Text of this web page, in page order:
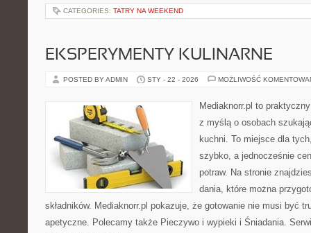
CATEGORIES: TATRY NA WEEKEND
EKSPERYMENTY KULINARNE
POSTED BY ADMIN STY - 22 - 2026 MOŻLIWOŚĆ
Mediaknorr.pl to
z myślą o osobach
kuchni. To miejsce dla
szybko, a jednocześnie
potraw. Na stronie
dania, które można
składników. Mediaknorr.pl pokazuje, że gotowanie nie musi być
apetyczne. Polecamy także Pieczywo i wypieki i Śniadania.